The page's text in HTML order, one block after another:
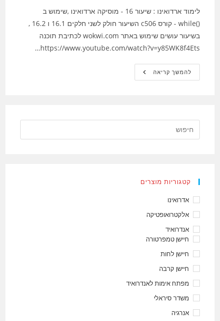
לימוד ארדואינו : שיעור 16 - מוסיקה ארדואינו ,שימוש ב
()while - קורס c506 השיעור חולק לשני חלקים 16.1 ו 16.2 ,
בשיעור עושים שימוש באתר wokwi.com לכתיבת תוכנה
https://www.youtube.com/watch?v=y85WK8f4Ets…
להמשך קריאהלימוד
ארדואינו
ארדואינו
()while
קטגוריות מוצרים
אדרואינו
אלקטרואופטיקה
אנדרואיד
חיישן טמפרטורה
חיישן לחות
חיישן קרבה
מפתח אימות לאנדרואיד
משדר סיראלי
אנרגיה